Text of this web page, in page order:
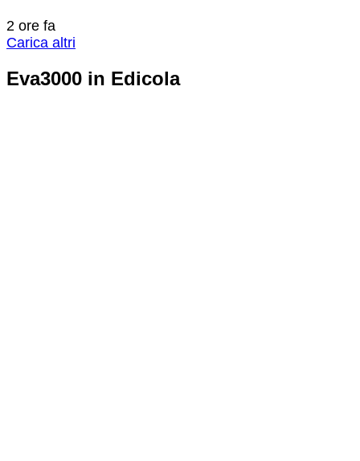
2 ore fa
Carica altri
Eva3000 in Edicola